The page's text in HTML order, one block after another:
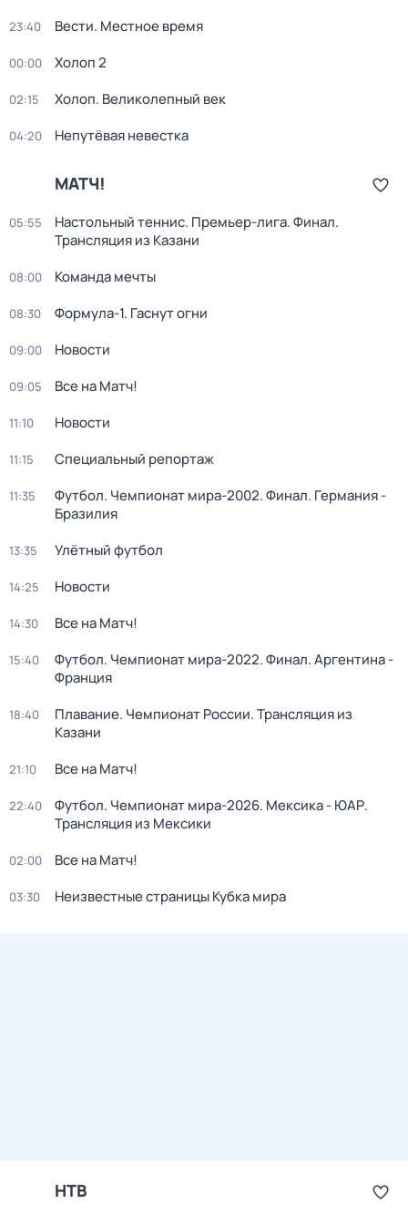
23:40 Вести. Местное время
00:00 Холоп 2
02:15 Холоп. Великолепный век
04:20 Непутёвая невестка
МАТЧ!
05:55
Настольный теннис. Премьер-лига. Финал.
Трансляция из Казани
08:00 Команда мечты
08:30 Формула-1. Гаснут огни
09:00 Новости
09:05 Все на Матч!
11:10 Новости
11:15 Специальный репортаж
11:35
Футбол. Чемпионат мира-2002. Финал. Германия -
Бразилия
13:35 Улётный футбол
14:25 Новости
14:30 Все на Матч!
15:40
Футбол. Чемпионат мира-2022. Финал. Аргентина -
Франция
18:40
Плавание. Чемпионат России. Трансляция из
Казани
21:10 Все на Матч!
22:40
Футбол. Чемпионат мира-2026. Мексика - ЮАР.
Трансляция из Мексики
02:00 Все на Матч!
03:30 Неизвестные страницы Кубка мира
НТВ